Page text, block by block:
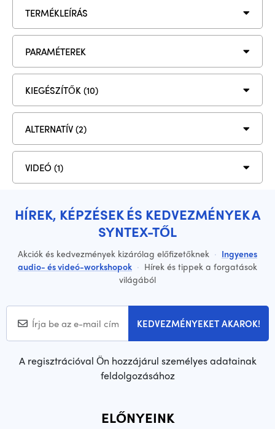
TERMÉKLEÍRÁS
PARAMÉTEREK
KIEGÉSZÍTŐK (10)
ALTERNATÍV (2)
VIDEÓ (1)
HÍREK, KÉPZÉSEK ÉS KEDVEZMÉNYEK A
SYNTEX-TŐL
Akciók és kedvezmények kizárólag előfizetőknek · Ingyenes
audio- és videó-workshopok · Hírek és tippek a forgatások
világából
KEDVEZMÉNYEKET AKAROK!
A regisztrációval Ön hozzájárul személyes adatainak
feldolgozásához
ELŐNYEINK